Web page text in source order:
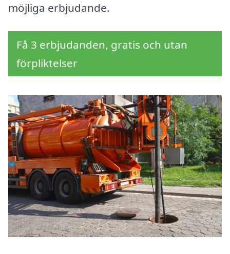
möjliga erbjudande.
Få 3 erbjudanden, gratis och utan
förpliktelser